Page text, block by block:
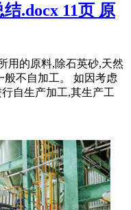
.docx 11页 原
用的原料,除石英砂,天然
般不自加工。 如因考虑
自生产加工,其生产工